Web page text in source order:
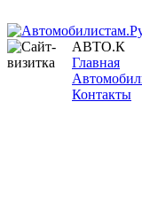
АВТО.К
Главная
Контакты